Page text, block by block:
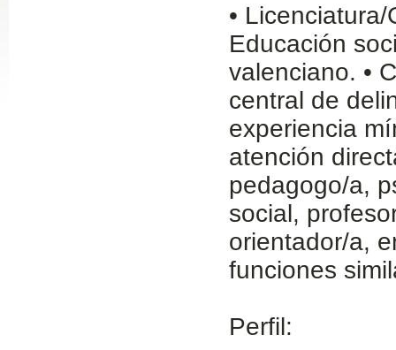
•
Educación
valenciano. •
central de
experiencia
atención
pedagogo/a,
social,
orientador/a,
funciones
Perfil: